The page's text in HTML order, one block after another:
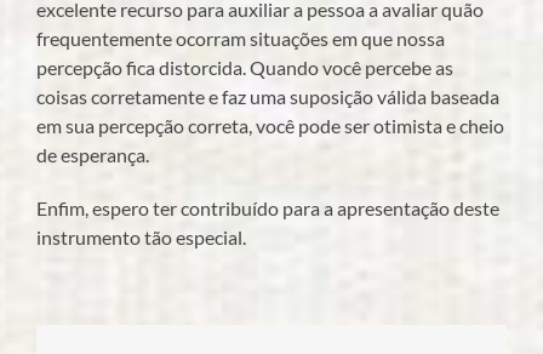
excelente recurso para auxiliar a pessoa a avaliar quão
frequentemente ocorram situações em que nossa
percepção fica distorcida. Quando você percebe as
coisas corretamente e faz uma suposição válida baseada
em sua percepção correta, você pode ser otimista e cheio
de esperança.
Enfim, espero ter contribuído para a apresentação deste
instrumento tão especial.